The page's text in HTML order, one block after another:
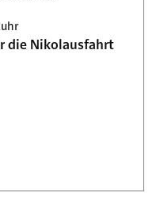
die Nikolausfahrt